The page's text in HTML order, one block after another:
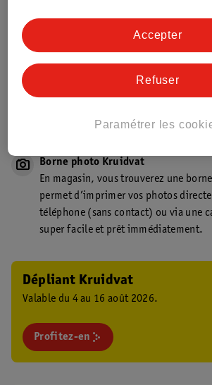
Découvrez dès maintenant l’impact
environnemental de tous vos produits
Borne photo Kruidvat
En magasin, vous trouverez une
permet d’imprimer vos photos
téléphone (sans contact) ou via une
super facile et prêt immédiatement.
Dépliant Kruidvat
Valable du 4 au 16 août 2026.
Profitez-en
Paramétrer les
Refuser
Accepter